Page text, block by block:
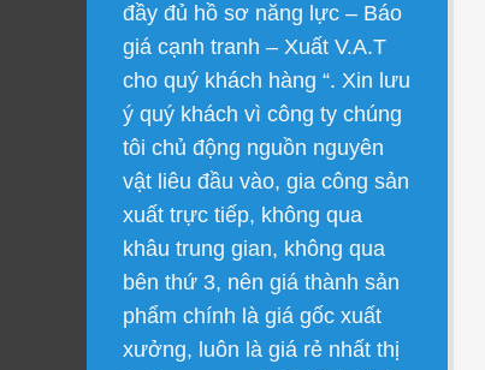
đầy đủ hồ sơ năng lực – Báo
giá cạnh tranh – Xuất V.A.T
cho quý khách hàng “. Xin lưu
ý quý khách vì công ty chúng
tôi chủ động nguồn nguyên
vật liêu đầu vào, gia công sản
xuất trực tiếp, không qua
khâu trung gian, không qua
bên thứ 3, nên giá thành sản
phẩm chính là giá gốc xuất
xưởng, luôn là giá rẻ nhất thị